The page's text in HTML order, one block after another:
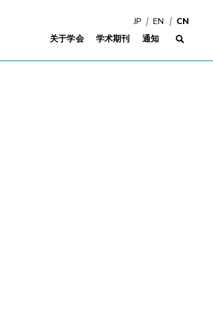
关于学会 学术期刊 通知
JP EN CN